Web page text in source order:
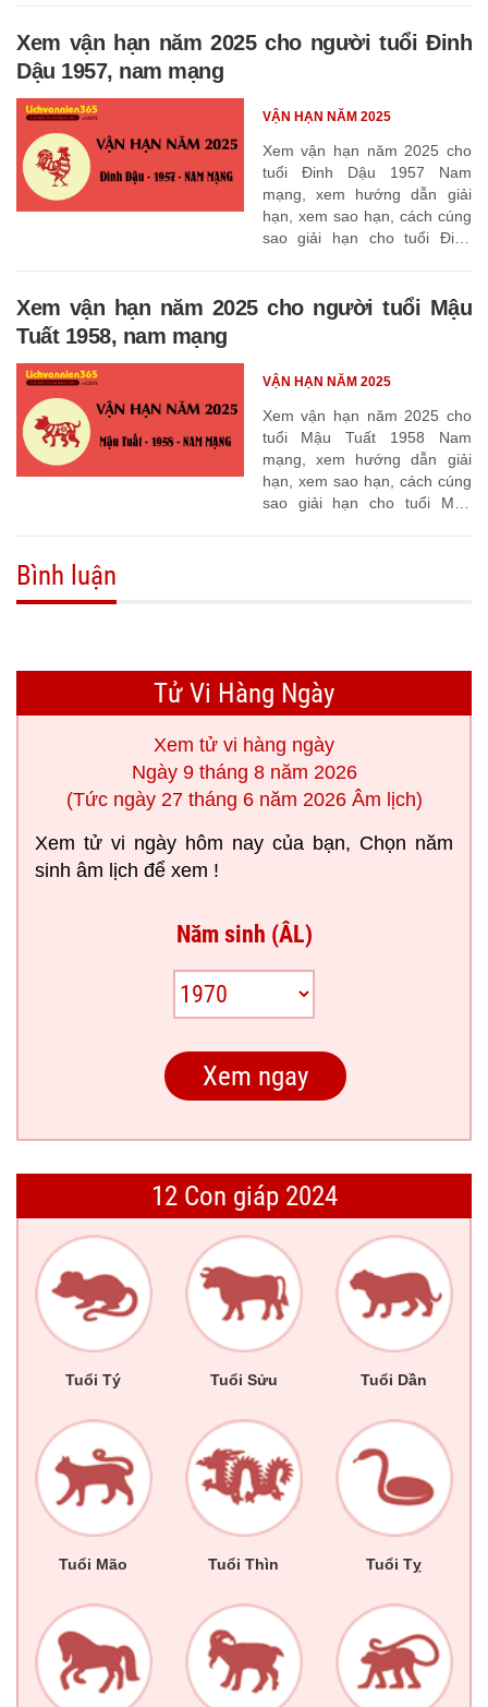
Xem vận hạn năm 2025 cho người tuổi Đinh
Dậu 1957, nam mạng
Xem vận hạn năm 2025 cho
tuổi Đinh Dậu 1957 Nam
mạng, xem hướng dẫn giải
hạn, xem sao hạn, cách cúng
sao giải hạn cho tuổi Đinh
VẬN HẠN NĂM 2025
Xem vận hạn năm 2025 cho người tuổi Mậu
Tuất 1958, nam mạng
Xem vận hạn năm 2025 cho
tuổi Mậu Tuất 1958 Nam
mạng, xem hướng dẫn giải
hạn, xem sao hạn, cách cúng
sao giải hạn cho tuổi Mậu
VẬN HẠN NĂM 2025
Bình luận
Tử Vi Hàng Ngày
Xem tử vi hàng ngày
Ngày 9 tháng 8 năm 2026
(Tức ngày 27 tháng 6 năm 2026 Âm lịch)
Xem tử vi ngày hôm nay của bạn, Chọn năm
sinh âm lịch để xem !
Năm sinh (ÂL)
12 Con giáp 2024
Tuổi Tý Tuổi Sửu Tuổi Dần
Tuổi Mão Tuổi Thìn Tuổi Tỵ